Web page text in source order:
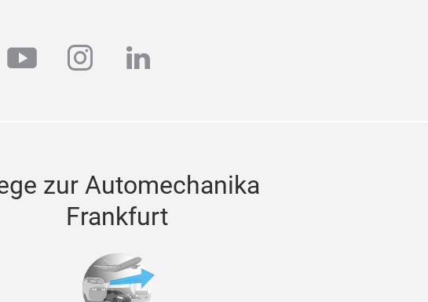
youtubeinstagram
linkedin
zur Automechanika
Frankfurt